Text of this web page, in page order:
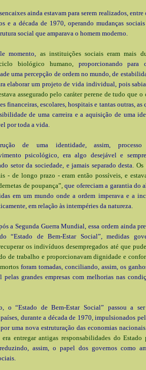
ainda estavam para serem realizados,
e a década de 1970, operando mudanças
social que amparava o homem moderno.
momento, as instituições sociais eram mais
biológico humano,proporcionando para
uma percepção de ordem no mundo, de
elaborar um projeto de vida individual, pois
assegurado pelo caráter perene de tudo que o
financeiras, escolares, hospitais e tantas outras, as
de uma carreira e a aquisição de uma
por toda a vida.
de uma identidade, assim, processo
psicológico, era algo desejável e
setor da sociedade, e jamais separado desta.Os
- de longo prazo - eram então possíveis, e
de poupança”,que ofereciam a garantia do
em um mundo onde a ordem imperava e a
em relação às intempéries da natureza.
a Segunda Guerra Mundial, essa ordem ainda
“Estado de Bem-Estar Social”, medidas
os indivíduos desempregados até que
de trabalho e proporcionavam dignidade e
foram tomadas, conciliando, assim, os
pelas grandes empresas com melhorias nas
o “Estado de Bem-Estar Social” passou a
durante a década de 1970, impulsionados
uma nova estruturação das economias
era entregar antigas responsabilidades do
reduzindo, assim, o papel dos governos como